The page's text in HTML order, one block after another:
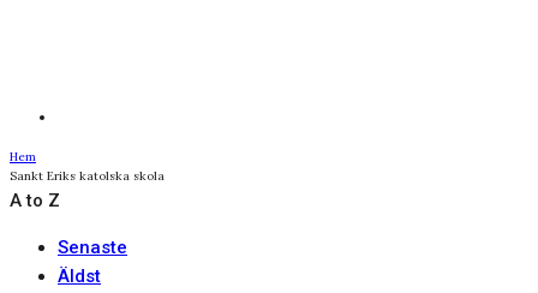
Hem
Sankt Eriks katolska skola
A to Z
Senaste
Äldst